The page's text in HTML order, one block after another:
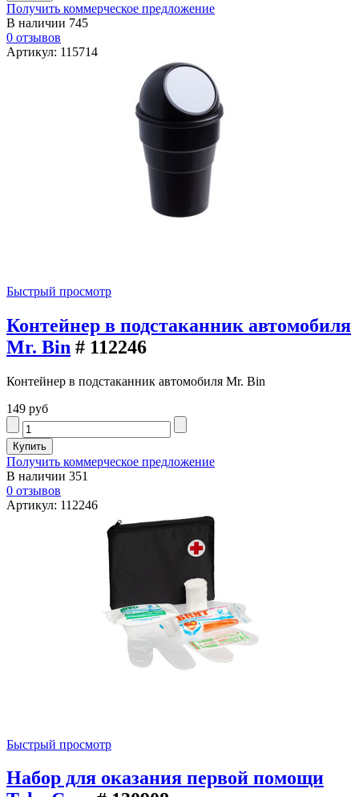
Получить коммерческое предложение
В наличии 745
0 отзывов
Артикул: 115714
Быстрый просмотр
Контейнер в подстаканник автомобиля
Mr. Bin # 112246
Контейнер в подстаканник автомобиля Mr. Bin
149 руб
Получить коммерческое предложение
В наличии 351
0 отзывов
Артикул: 112246
Быстрый просмотр
Набор для оказания первой помощи